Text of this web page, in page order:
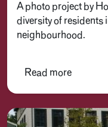
A photo project by
diversity of residents
neighbourhood.
Read more